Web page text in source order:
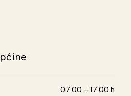
07.00 - 17.00 h